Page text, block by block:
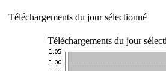
Téléchargements du jour sélectionné
Téléchargements du jour